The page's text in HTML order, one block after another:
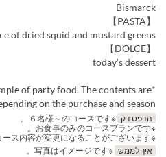
Bismarck
【PASTA】
of dried squid and mustard greens
【DOLCE】
today's dessert
of party food. The contents are
on the purchase and season.
הדפס דק ※６名様～のコースです。
※お食事のみのコースプランです。
※仕入れや季節によりコース内容が変更になることがございます。
איך לממש ※写真はイメージです。